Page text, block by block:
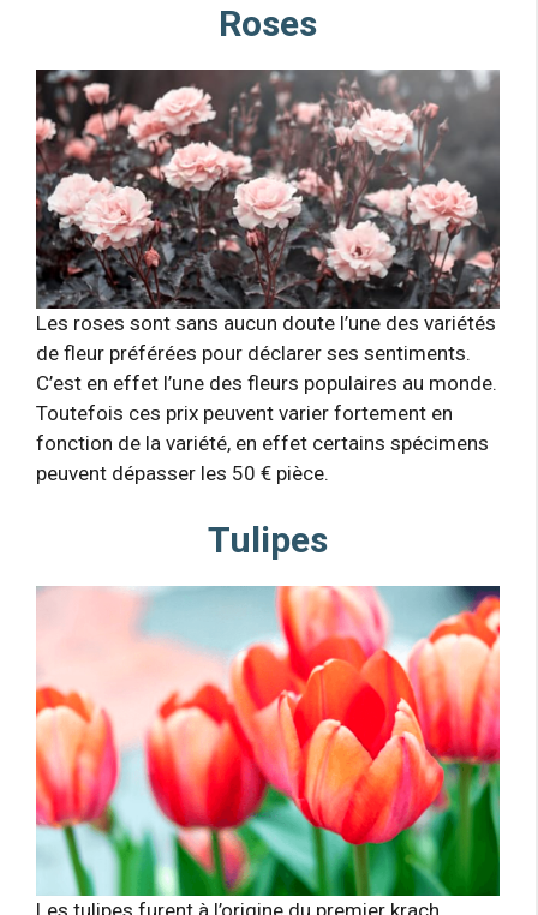
Roses
Les roses sont sans aucun doute l’une des variétés
de fleur préférées pour déclarer ses sentiments.
C’est en effet l’une des fleurs populaires au monde.
Toutefois ces prix peuvent varier fortement en
fonction de la variété, en effet certains spécimens
peuvent dépasser les 50 € pièce.
Tulipes
Les tulipes furent à l’origine du premier krach